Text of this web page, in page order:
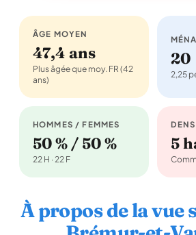
ÂGE MOYEN
47,4 ans
Plus âgée que moy. FR (42
ans)
20
2,25
HOMMES / FEMMES
50 % / 50 %
22 H · 22 F
5
À propos de la vue